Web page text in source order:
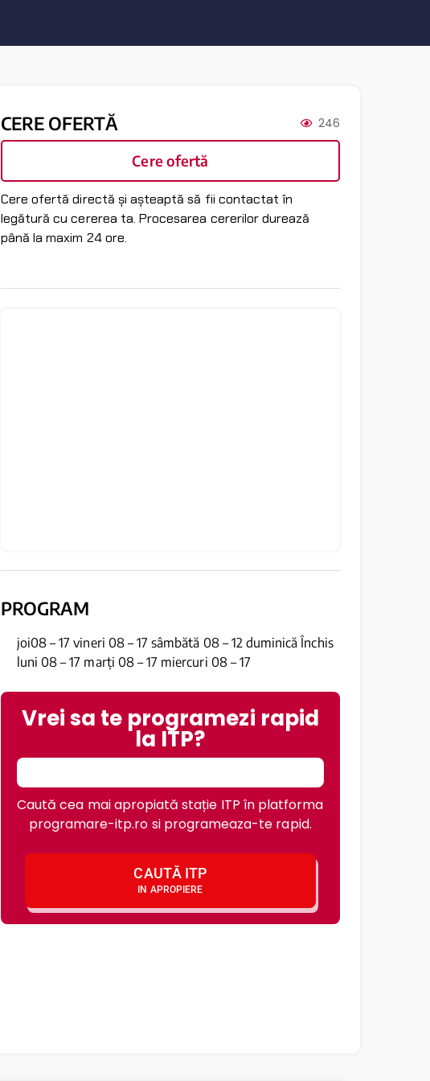
CERE OFERTĂ 246
Cere ofertă
Cere ofertă directă și așteaptă să fii contactat în
legătură cu cererea ta. Procesarea cererilor durează
până la maxim 24 ore.
PROGRAM
joi08 – 17 vineri 08 – 17 sâmbătă 08 – 12 duminică Închis
luni 08 – 17 marți 08 – 17 miercuri 08 – 17
Vrei sa te programezi rapid
la ITP?
Caută cea mai apropiată stație ITP în platforma
programare-itp.ro si programeaza-te rapid.
CAUTĂ ITP
IN APROPIERE